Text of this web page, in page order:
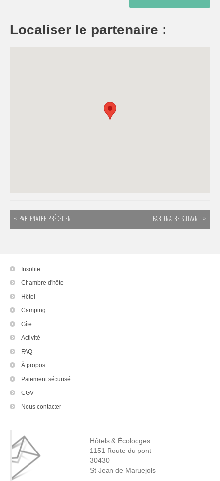
Localiser le partenaire :
« PARTENAIRE PRÉCÉDENT PARTENAIRE SUIVANT »
Insolite
Chambre d'hôte
Hôtel
Camping
Gîte
Activité
FAQ
À propos
Paiement sécurisé
CGV
Nous contacter
Hôtels & Écolodges
1151 Route du pont
30430
St Jean de Maruejols